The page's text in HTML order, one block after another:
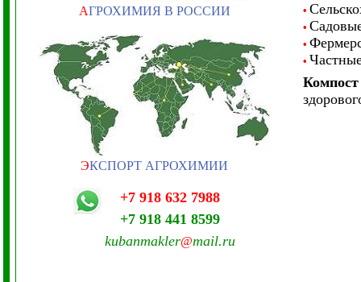
АГРОХИМИЯ В РОССИИ
ЭКСПОРТ АГРОХИМИИ
+7 918 632 7988
+7 918 441 8599
kubanmakler@mail.ru
•
•
•
•
Компост